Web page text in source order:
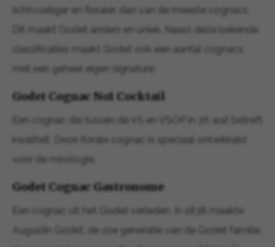
lichtvoetiger en floraler, dan van de meeste cognacs.
Dit maakt Godet anders en uniek. Naast deze bekende
classificaties maakt Godet ook een aantal cognacs
met een geheel eigen signature:
Godet Cognac No1 Cocktail
Een cognac die tussen de VS en VSOP in zit wat betreft
kwaliteit. Deze florale cognac is speciaal ontwikkeld
voor de mixologie.
Godet Cognac Gastronome
Een cognac uit het Godet verleden. In 1838 maakte
Augustin Godet, de 10e generatie van de Godet familie,